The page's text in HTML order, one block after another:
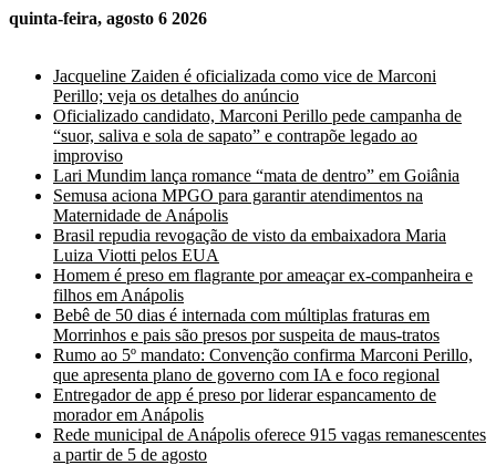
quinta-feira, agosto 6 2026
Jacqueline Zaiden é oficializada como vice de Marconi
Perillo; veja os detalhes do anúncio
Oficializado candidato, Marconi Perillo pede campanha de
“suor, saliva e sola de sapato” e contrapõe legado ao
improviso
Lari Mundim lança romance “mata de dentro” em Goiânia
Semusa aciona MPGO para garantir atendimentos na
Maternidade de Anápolis
Brasil repudia revogação de visto da embaixadora Maria
Luiza Viotti pelos EUA
Homem é preso em flagrante por ameaçar ex-companheira e
filhos em Anápolis
Bebê de 50 dias é internada com múltiplas fraturas em
Morrinhos e pais são presos por suspeita de maus-tratos
Rumo ao 5º mandato: Convenção confirma Marconi Perillo,
que apresenta plano de governo com IA e foco regional
Entregador de app é preso por liderar espancamento de
morador em Anápolis
Rede municipal de Anápolis oferece 915 vagas remanescentes
a partir de 5 de agosto